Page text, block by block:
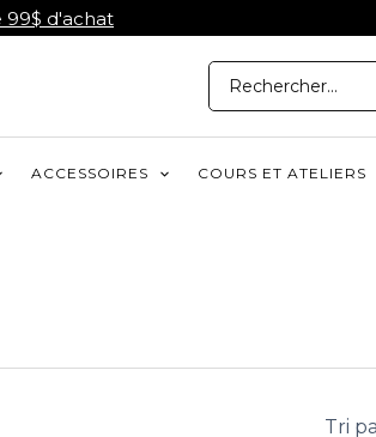
99$ d'achat
Recherche
pour:
ACCESSOIRES COURS ET ATELIERS